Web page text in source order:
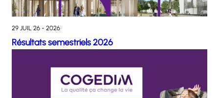
29 JUIL 26 - 2026
Résultats semestriels 2026